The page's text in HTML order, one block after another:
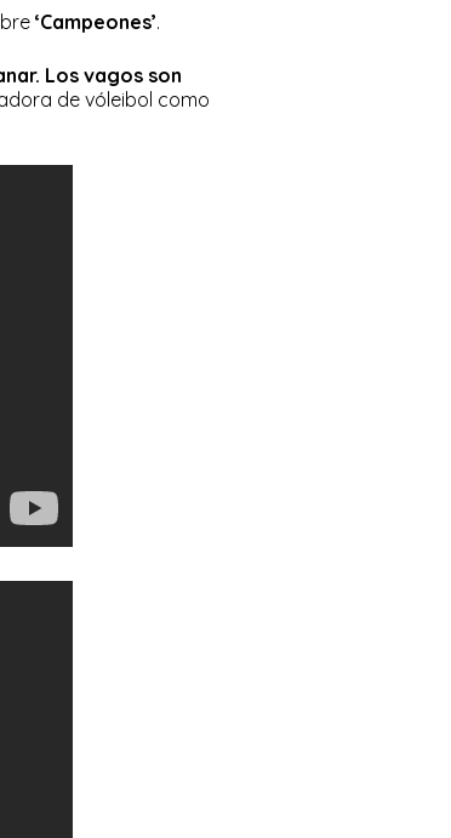
‘Campeones’.
Los vagos son
de vóleibol como